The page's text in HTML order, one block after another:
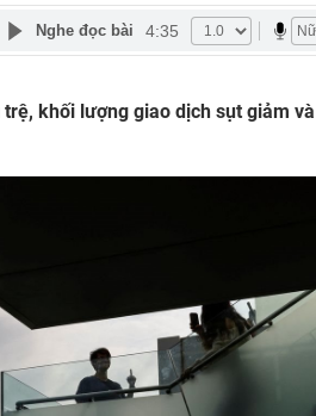
Nghe đọc bài 4:35
khối lượng giao dịch sụt giảm